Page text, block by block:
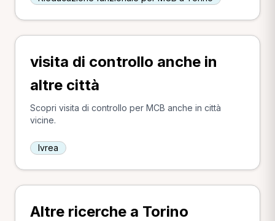
visita di controllo anche in
altre città
Scopri visita di controllo per MCB anche in città
vicine.
Ivrea
Altre ricerche a Torino